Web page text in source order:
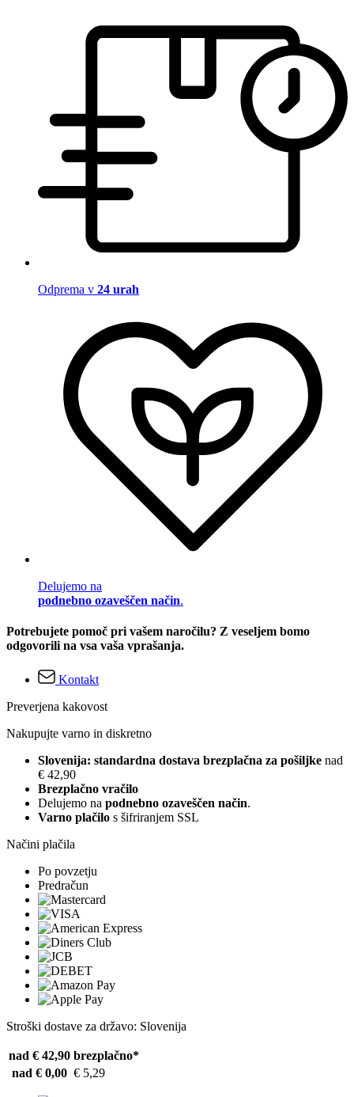
Odprema v 24 urah
Delujemo na
podnebno ozaveščen način.
Potrebujete pomoč pri vašem naročilu? Z veseljem bomo
odgovorili na vsa vaša vprašanja.
Kontakt
Preverjena kakovost
Nakupujte varno in diskretno
Slovenija: standardna dostava brezplačna za pošiljke nad
€ 42,90
Brezplačno vračilo
Delujemo na podnebno ozaveščen način.
Varno plačilo s šifriranjem SSL
Načini plačila
Po povzetju
Predračun
Stroški dostave za državo: Slovenija
nad € 42,90 brezplačno*
nad € 0,00 € 5,29